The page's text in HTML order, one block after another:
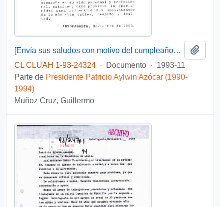
[Envía sus saludos con motivo del cumpleaños del Presidente]
CL CLUAH 1-93-24324 · Documento · 1993-11
Parte de Presidente Patricio Aylwin Azócar (1990-
1994)
Muñoz Cruz, Guillermo